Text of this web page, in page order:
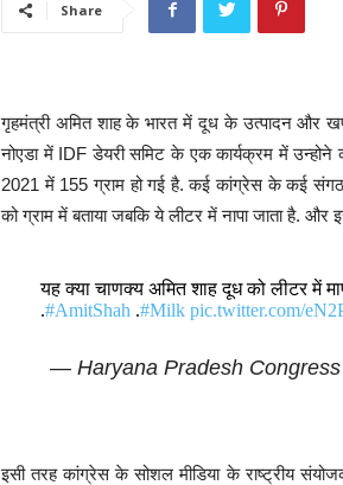
Share
गृहमंत्री अमित शाह के भारत में दूध के उत्पादन और
नोएडा में IDF डेयरी समिट के एक कार्यक्रम में
2021 में 155 ग्राम हो गई है. कई कांग्रेस के कई
को ग्राम में बताया जबकि ये लीटर में नापा जाता है. और
यह क्या चाणक्य अमित शाह दूध को लीटर में
.#AmitShah .#Milk pic.twitter.com/
— Haryana Pradesh
इसी तरह कांग्रेस के सोशल मीडिया के राष्ट्रीय